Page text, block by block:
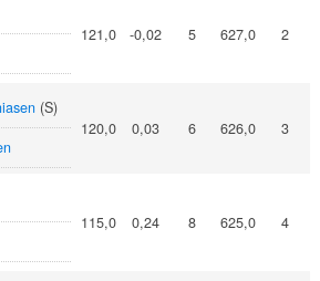
121,0 -0,02 5 627,0 2
(S)
120,0 0,03 6 626,0 3
115,0 0,24 8 625,0 4